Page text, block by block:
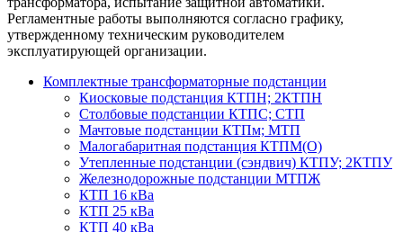
Регламентные работы выполняются согласно графику,
утвержденному техническим руководителем
эксплуатирующей организации.
Комплектные трансформаторные подстанции
Киосковые подстанция КТПН; 2КТПН
Столбовые подстанции КТПС; СТП
Мачтовые подстанции КТПм; МТП
Малогабаритная подстанция КТПМ(О)
Утепленные подстанции (сэндвич) КТПУ; 2КТПУ
Железнодорожные подстанции МТПЖ
КТП 16 кВа
КТП 25 кВа
КТП 40 кВа